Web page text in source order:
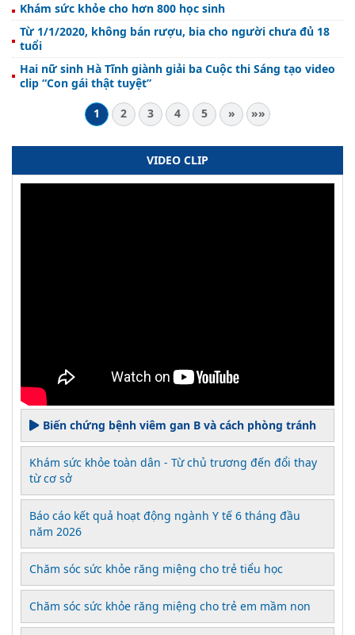
Khám sức khỏe cho hơn 800 học sinh
Từ 1/1/2020, không bán rượu, bia cho người chưa đủ 18
tuổi
Hai nữ sinh Hà Tĩnh giành giải ba Cuộc thi Sáng tạo video
clip “Con gái thật tuyệt”
1
2 3 4 5 » »»
VIDEO CLIP
Biến chứng bệnh viêm gan B và cách phòng tránh
Khám sức khỏe toàn dân - Từ chủ trương đến đổi thay
từ cơ sở
Báo cáo kết quả hoạt động ngành Y tế 6 tháng đầu
năm 2026
Chăm sóc sức khỏe răng miệng cho trẻ tiểu học
Chăm sóc sức khỏe răng miệng cho trẻ em mầm non